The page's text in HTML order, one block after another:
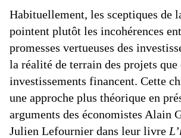
Habituellement, les sceptiques de
pointent plutôt les incohérences
promesses vertueuses des
la réalité de terrain des projets que
investissements financent. Cette
une approche plus théorique en
arguments des économistes Alain
Julien Lefournier dans leur livre